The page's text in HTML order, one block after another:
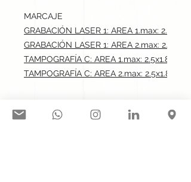
MARCAJE
GRABACIÓN LASER 1: AREA 1.max: 2.5x1.8
GRABACIÓN LASER 1: AREA 2.max: 2.5x1.8
TAMPOGRAFÍA C: AREA 1.max: 2.5x1.8 cm
TAMPOGRAFÍA C: AREA 2.max: 2.5x1.8 cm